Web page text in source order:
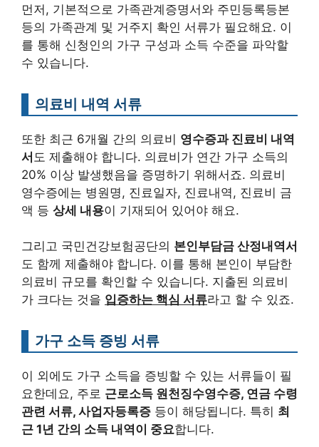
먼저, 기본적으로 가족관계증명서와 주민등록등본
등의 가족관계 및 거주지 확인 서류가 필요해요. 이
를 통해 신청인의 가구 구성과 소득 수준을 파악할
수 있습니다.
의료비 내역 서류
또한 최근 6개월 간의 의료비 영수증과 진료비 내역
서 도 제출해야 합니다. 의료비가 연간 가구 소득의
20% 이상 발생했음을 증명하기 위해서죠. 의료비
영수증에는 병원명, 진료일자, 진료내역, 진료비 금
액 등 상세 내용이 기재되어 있어야 해요.
그리고 국민건강보험공단의 본인부담금 산정내역서
도 함께 제출해야 합니다. 이를 통해 본인이 부담한
의료비 규모를 확인할 수 있습니다. 지출된 의료비
가 크다는 것을 입증하는 핵심 서류라고 할 수 있죠.
가구 소득 증빙 서류
이 외에도 가구 소득을 증빙할 수 있는 서류들이 필
요한데요, 주로 근로소득 원천징수영수증, 연금 수령
관련 서류, 사업자등록증 등이 해당됩니다. 특히 최
근 1년 간의 소득 내역이 중요합니다.